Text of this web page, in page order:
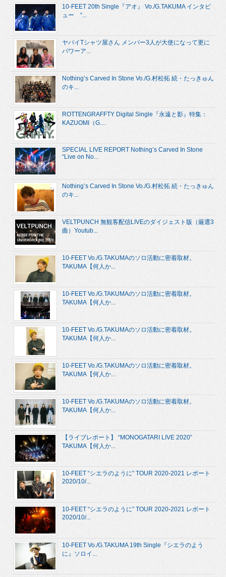
10-FEET 20th Single『アオ』 Vo./G.TAKUMA インタビ
ュー “...
ヤバイTシャツ屋さん メンバー3人が大使になって更に
パワーア...
Nothing’s Carved In Stone Vo./G.村松拓 続・たっきゅん
のキ...
ROTTENGRAFFTY Digital Single『永遠と影』特集：
KAZUOMI（G....
SPECIAL LIVE REPORT Nothing’s Carved In Stone
“Live on No...
Nothing’s Carved In Stone Vo./G.村松拓 続・たっきゅん
のキ...
VELTPUNCH 無観客配信LIVEのダイジェスト版（厳選3
曲）Youtub...
10-FEET Vo./G.TAKUMAのソロ活動に密着取材。
TAKUMA【何人か...
10-FEET Vo./G.TAKUMAのソロ活動に密着取材。
TAKUMA【何人か...
10-FEET Vo./G.TAKUMAのソロ活動に密着取材。
TAKUMA【何人か...
10-FEET Vo./G.TAKUMAのソロ活動に密着取材。
TAKUMA【何人か...
10-FEET Vo./G.TAKUMAのソロ活動に密着取材。
TAKUMA【何人か...
【ライブレポート】 “MONOGATARI LIVE 2020”
TAKUMA【何人か...
10-FEET “シエラのように” TOUR 2020-2021 レポート
2020/10/...
10-FEET “シエラのように” TOUR 2020-2021 レポート
2020/10/...
10-FEET Vo./G.TAKUMA 19th Single『シエラのよう
に』ソロイ...